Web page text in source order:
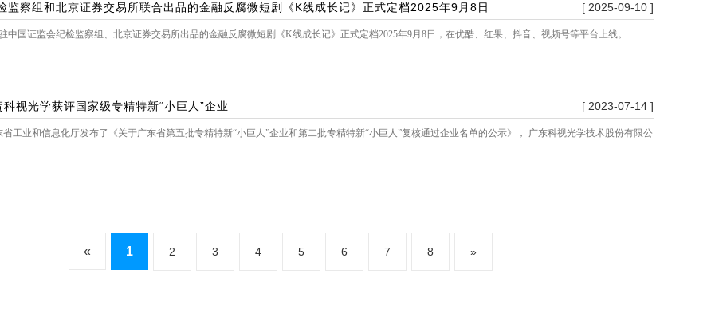
监察组和北京证券交易所联合出品的金融反腐微短剧《K线成长记》正式定档2025年9月8日 [ 2025-09-10 ]
中国证监会纪检监察组、北京证券交易所出品的金融反腐微短剧《K线成长记》正式定档2025年9月8日，在优酷、红果、抖音、视频号等平台上线。
视光学获评国家级专精特新“小巨人”企业 [ 2023-07-14 ]
省工业和信息化厅发布了《关于广东省第五批专精特新“小巨人”企业和第二批专精特新“小巨人”复核通过企业名单的公示》， 广东科视光学技术股份有限公
« 1 2 3 4 5 6 7 8 »